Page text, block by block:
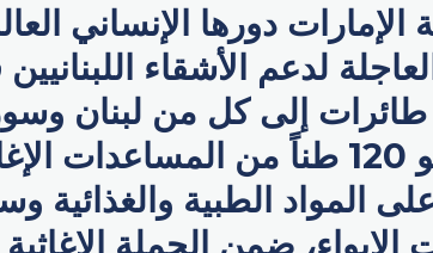
دورها الإنساني
لدعم الأشقاء
بإرسالها 3 طائرات إلى كل من لبنان
مُحمَّلة بنحو 120 طناً من
المواد الطبية والغذائية
ضمن الحملة